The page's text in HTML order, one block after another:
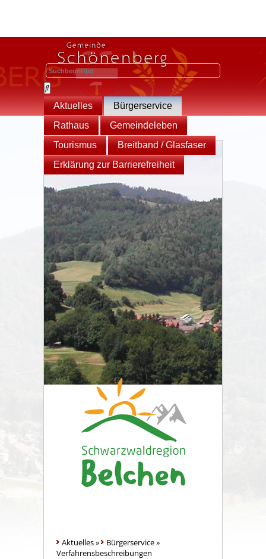
Aktuelles
Bürgerservice
Rathaus
Gemeindeleben
Tourismus
Breitband / Glasfaser
Erklärung zur Barrierefreiheit
Aktuelles» Bürgerservice»
Verfahrensbeschreibungen